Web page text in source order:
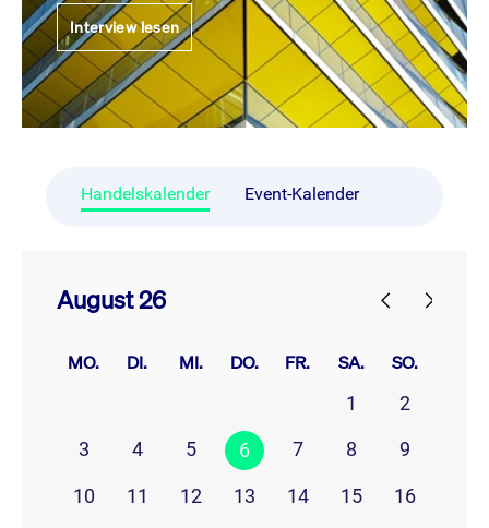
Interview lesen
Handelskalender Event-Kalender
August 26
MO. DI. MI. DO. FR. SA. SO.
1
2
3
4 5 6 7 8 9
10 11 12 13 14 15
16